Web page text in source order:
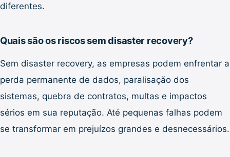
diferentes.
Quais são os riscos sem disaster recovery?
Sem disaster recovery, as empresas podem enfrentar a
perda permanente de dados, paralisação dos
sistemas, quebra de contratos, multas e impactos
sérios em sua reputação. Até pequenas falhas podem
se transformar em prejuízos grandes e desnecessários.